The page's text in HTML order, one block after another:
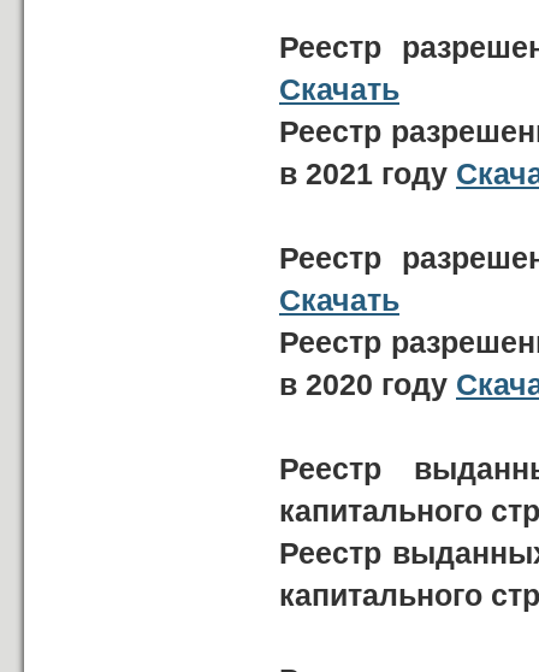
Реестр
Скачать
Реестр
в 2021 году
Реестр
Скачать
Реестр
в 2020 году
Реестр
капитального
Реестр
капитального